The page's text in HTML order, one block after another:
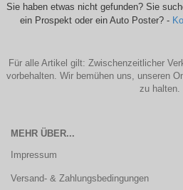
Sie haben etwas nicht gefunden? Sie
ein Prospekt oder ein Auto Poster? -
Für alle Artikel gilt: Zwischenzeitlicher
vorbehalten. Wir bemühen uns, unseren
zu halten.
MEHR ÜBER...
Impressum
Versand- & Zahlungsbedingungen